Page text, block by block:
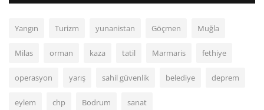
Yangın Turizm yunanistan Göçmen Muğla
Milas orman kaza tatil Marmaris fethiye
operasyon yarış sahil güvenlik belediye deprem
eylem chp Bodrum sanat